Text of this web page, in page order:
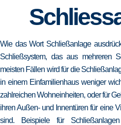
Wie das Wort Schließanlage
Schließsystem, das aus mehreren
meisten Fällen wird für die
in einem Einfamilienhaus weniger
zahlreichen Wohneinheiten, oder für
ihren Außen- und Innentüren für eine
sind. Beispiele für